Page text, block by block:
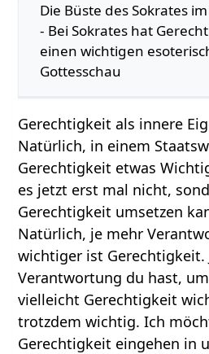
Die Büste des Sokrates
- Bei Sokrates hat
einen wichtigen
Gottesschau
Gerechtigkeit als innere
Natürlich, in einem
Gerechtigkeit etwas
es jetzt erst mal nicht,
Gerechtigkeit umsetzen
Natürlich, je mehr
wichtiger ist Gerechtigkeit.
Verantwortung du hast,
vielleicht Gerechtigkeit
trotzdem wichtig. Ich
Gerechtigkeit eingehen in